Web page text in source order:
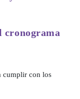
cronograma
cumplir con los